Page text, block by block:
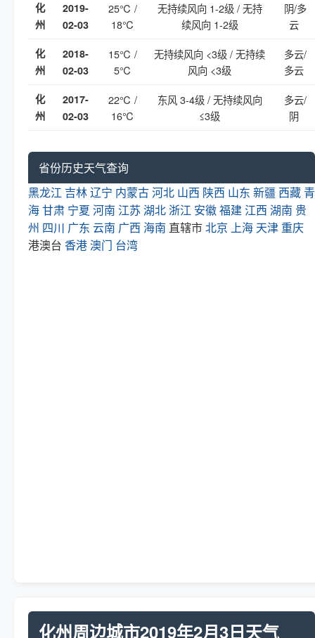
化
州
2019-
02-03
25℃ /
18℃
无持续风向 1-2级 / 无持
续风向 1-2级
阴/多
云
化
州
2018-
02-03
15℃ /
5℃
无持续风向 <3级 / 无持续
风向 <3级
多云/
多云
化
州
2017-
02-03
22℃ /
16℃
东风 3-4级 / 无持续风向
≤3级
多云/
阴
省份历史天气查询
黑龙江 吉林辽宁 内蒙古河北 山西 陕西 山东 新疆 西藏 青
海甘肃 宁夏 河南 江苏 湖北 浙江 安徽福建 江西 湖南 贵
州 四川 广东 云南 广西 海南 直辖市北京 上海 天津 重庆
港澳台 香港澳门 台湾
化州周边城市2019年2月3日天气